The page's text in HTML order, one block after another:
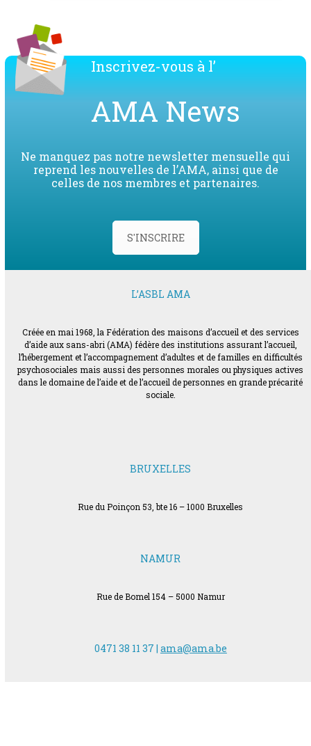
Inscrivez-vous à l’
AMA News
Ne manquez pas notre newsletter mensuelle qui
reprend les nouvelles de l’AMA, ainsi que de
celles de nos membres et partenaires.
S'INSCRIRE
L’ASBL AMA
Créée en mai 1968, la Fédération des maisons d’accueil et des services
d’aide aux sans-abri (AMA) fédère des institutions assurant l’accueil,
l’hébergement et l’accompagnement d’adultes et de familles en difficultés
psychosociales mais aussi des personnes morales ou physiques actives
dans le domaine de l’aide et de l’accueil de personnes en grande précarité
sociale.
BRUXELLES
Rue du Poinçon 53, bte 16 – 1000 Bruxelles
NAMUR
Rue de Bomel 154 – 5000 Namur
0471 38 11 37 | ama@ama.be